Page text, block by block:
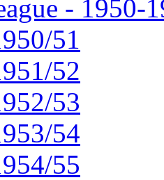
- 1950-
51
52
53
54
55